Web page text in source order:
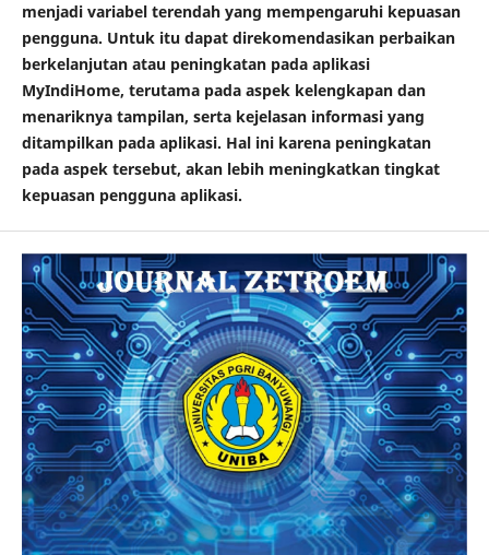
menjadi variabel terendah yang mempengaruhi kepuasan
pengguna. Untuk itu dapat direkomendasikan perbaikan
berkelanjutan atau peningkatan pada aplikasi
MyIndiHome, terutama pada aspek kelengkapan dan
menariknya tampilan, serta kejelasan informasi yang
ditampilkan pada aplikasi. Hal ini karena peningkatan
pada aspek tersebut, akan lebih meningkatkan tingkat
kepuasan pengguna aplikasi.